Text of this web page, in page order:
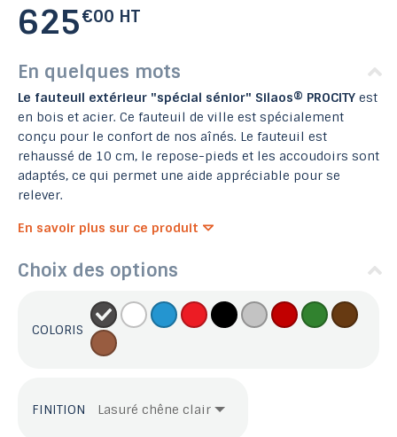
625€00 HT
En quelques mots
Le fauteuil extérieur "spécial sénior" Silaos® PROCITY est
en bois et acier. Ce fauteuil de ville est spécialement
conçu pour le confort de nos aînés. Le fauteuil est
rehaussé de 10 cm, le repose-pieds et les accoudoirs sont
adaptés, ce qui permet une aide appréciable pour se
relever.
En savoir plus sur ce produit
Choix des options
COLORIS
FINITION